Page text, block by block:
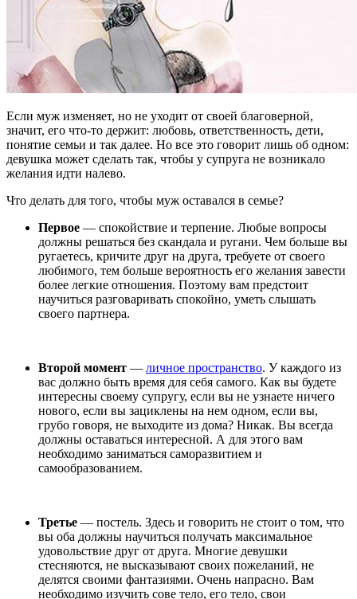
Если муж изменяет, но не уходит от своей благоверной,
значит, его что-то держит: любовь, ответственность, дети,
понятие семьи и так далее. Но все это говорит лишь об одном:
девушка может сделать так, чтобы у супруга не возникало
желания идти налево.
Что делать для того, чтобы муж оставался в семье?
Первое — спокойствие и терпение. Любые вопросы
должны решаться без скандала и ругани. Чем больше вы
ругаетесь, кричите друг на друга, требуете от своего
любимого, тем больше вероятность его желания завести
более легкие отношения. Поэтому вам предстоит
научиться разговаривать спокойно, уметь слышать
своего партнера.
Второй момент — личное пространство. У каждого из
вас должно быть время для себя самого. Как вы будете
интересны своему супругу, если вы не узнаете ничего
нового, если вы зациклены на нем одном, если вы,
грубо говоря, не выходите из дома? Никак. Вы всегда
должны оставаться интересной. А для этого вам
необходимо заниматься саморазвитием и
самообразованием.
Третье — постель. Здесь и говорить не стоит о том, что
вы оба должны научиться получать максимальное
удовольствие друг от друга. Многие девушки
стесняются, не высказывают своих пожеланий, не
делятся своими фантазиями. Очень напрасно. Вам
необходимо изучить сове тело, его тело, свои